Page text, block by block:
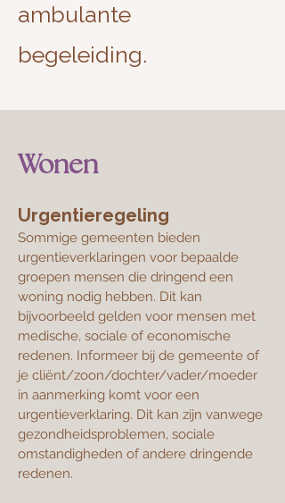
ambulante
begeleiding.
Wonen
Urgentieregeling
Sommige gemeenten bieden
urgentieverklaringen voor bepaalde
groepen mensen die dringend een
woning nodig hebben. Dit kan
bijvoorbeeld gelden voor mensen met
medische, sociale of economische
redenen. Informeer bij de gemeente of
je cliënt/zoon/dochter/vader/moeder
in aanmerking komt voor een
urgentieverklaring. Dit kan zijn vanwege
gezondheidsproblemen, sociale
omstandigheden of andere dringende
redenen.